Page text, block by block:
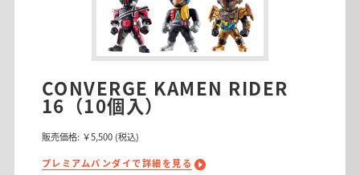
CONVERGE KAMEN RIDER
16（10個入）
販売価格: ￥5,500 (税込)
プレミアムバンダイで詳細を見る